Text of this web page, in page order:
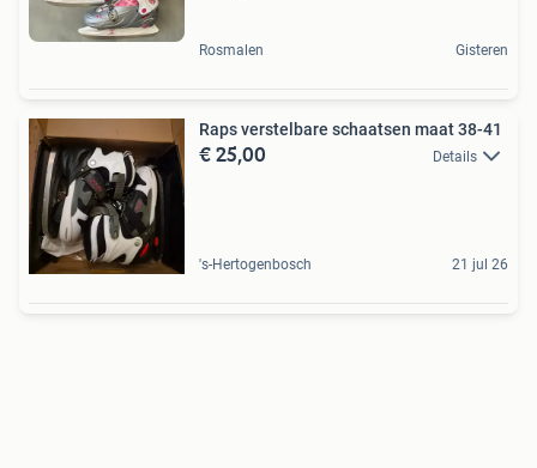
Rosmalen Gisteren
Raps verstelbare schaatsen maat 38-41
€ 25,00 Details
's-Hertogenbosch 21 jul 26